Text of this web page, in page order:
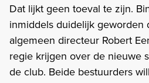
Dat lijkt geen toeval te zijn.
inmiddels duidelijk geworden
algemeen directeur Robert
regie krijgen over de nieuwe
de club. Beide bestuurders